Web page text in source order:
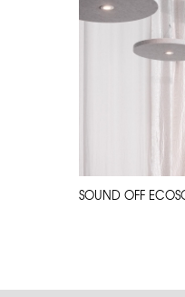
SOUND OFF